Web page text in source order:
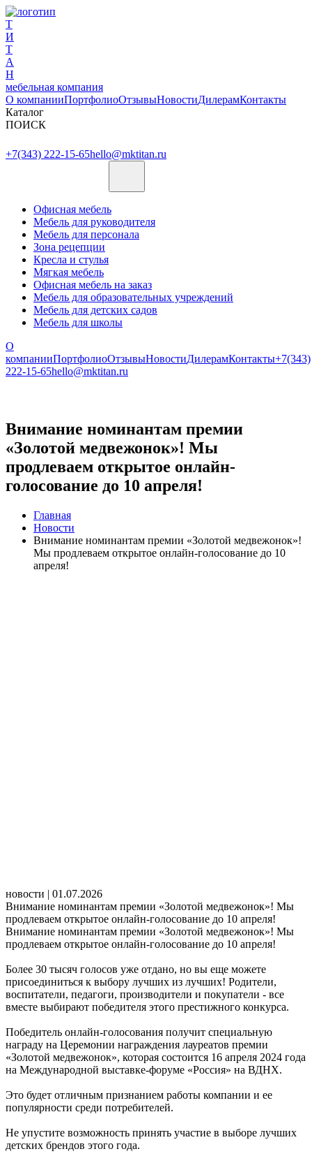
Т
И
Т
А
Н
мебельная компания
О компанииПортфолиоОтзывыНовостиДилерамКонтакты
Каталог
ПОИСК
+7(343) 222-15-65hello@mktitan.ru
Офисная мебель
Мебель для руководителя
Мебель для персонала
Зона рецепции
Кресла и стулья
Мягкая мебель
Офисная мебель на заказ
Мебель для образовательных учреждений
Мебель для детских садов
Мебель для школы
О
компанииПортфолиоОтзывыНовостиДилерамКонтакты+7(343)
222-15-65hello@mktitan.ru
Внимание номинантам премии
«Золотой медвежонок»! Мы
продлеваем открытое онлайн-
голосование до 10 апреля!
Главная
Новости
Внимание номинантам премии «Золотой медвежонок»!
Мы продлеваем открытое онлайн-голосование до 10
апреля!
новости | 01.07.2026
Внимание номинантам премии «Золотой медвежонок»! Мы
продлеваем открытое онлайн-голосование до 10 апреля!
Внимание номинантам премии «Золотой медвежонок»! Мы
продлеваем открытое онлайн-голосование до 10 апреля!
️Более 30 тысяч голосов уже отдано, но вы еще можете
присоединиться к выбору лучших из лучших! Родители,
воспитатели, педагоги, производители и покупатели - все
вместе выбирают победителя этого престижного конкурса.
Победитель онлайн-голосования получит специальную
награду на Церемонии награждения лауреатов премии
«Золотой медвежонок», которая состоится 16 апреля 2024 года
на Международной выставке-форуме «Россия» на ВДНХ.
Это будет отличным признанием работы компании и ее
популярности среди потребителей.
Не упустите возможность принять участие в выборе лучших
детских брендов этого года.